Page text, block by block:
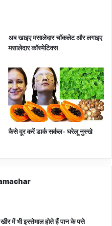
अब खाइए मसालेदार चॉकलेट और लगाइए
मसालेदार कॉस्‍मेटिक्‍स
कैसे दूर करें डार्क सर्कल- घरेलू नुस्खे
में भी इस्तेमाल होते हैं पान के पत्ते